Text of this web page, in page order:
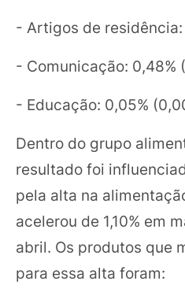
- Artigos de
- Comunicação: 0,48%
- Educação: 0,05%
Dentro do grupo
resultado foi
pela alta na
acelerou de 1,10% em
abril. Os produtos que
para essa alta foram: